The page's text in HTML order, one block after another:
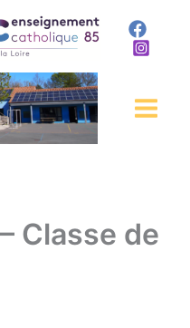
Classe de